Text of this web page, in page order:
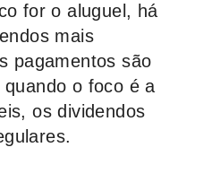
for o aluguel, há
mais
pagamentos são
o foco é a
os dividendos